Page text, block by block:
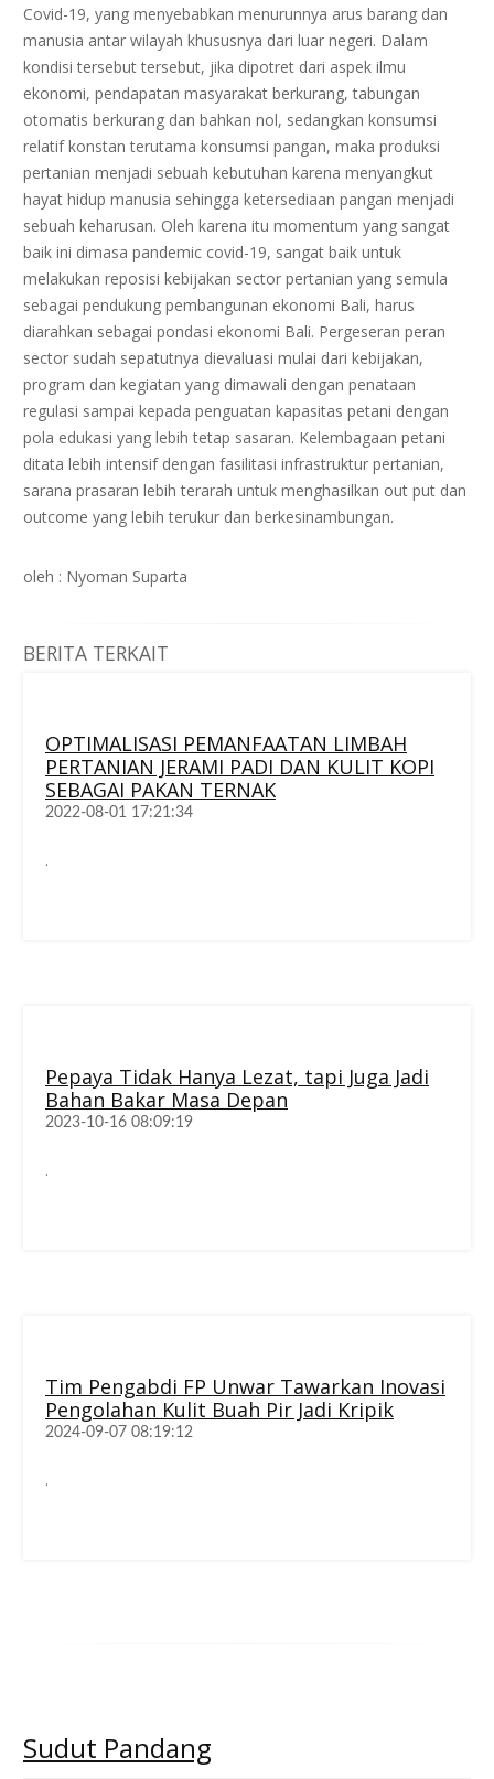
Covid-19, yang menyebabkan menurunnya arus barang dan
manusia antar wilayah khususnya dari luar negeri. Dalam
kondisi tersebut tersebut, jika dipotret dari aspek ilmu
ekonomi, pendapatan masyarakat berkurang, tabungan
otomatis berkurang dan bahkan nol, sedangkan konsumsi
relatif konstan terutama konsumsi pangan, maka produksi
pertanian menjadi sebuah kebutuhan karena menyangkut
hayat hidup manusia sehingga ketersediaan pangan menjadi
sebuah keharusan. Oleh karena itu momentum yang sangat
baik ini dimasa pandemic covid-19, sangat baik untuk
melakukan reposisi kebijakan sector pertanian yang semula
sebagai pendukung pembangunan ekonomi Bali, harus
diarahkan sebagai pondasi ekonomi Bali. Pergeseran peran
sector sudah sepatutnya dievaluasi mulai dari kebijakan,
program dan kegiatan yang dimawali dengan penataan
regulasi sampai kepada penguatan kapasitas petani dengan
pola edukasi yang lebih tetap sasaran. Kelembagaan petani
ditata lebih intensif dengan fasilitasi infrastruktur pertanian,
sarana prasaran lebih terarah untuk menghasilkan out put dan
outcome yang lebih terukur dan berkesinambungan.
oleh : Nyoman Suparta
BERITA TERKAIT
OPTIMALISASI PEMANFAATAN LIMBAH
PERTANIAN JERAMI PADI DAN KULIT KOPI
SEBAGAI PAKAN TERNAK
2022-08-01 17:21:34
.
Pepaya Tidak Hanya Lezat, tapi Juga Jadi
Bahan Bakar Masa Depan
2023-10-16 08:09:19
.
Tim Pengabdi FP Unwar Tawarkan Inovasi
Pengolahan Kulit Buah Pir Jadi Kripik
2024-09-07 08:19:12
.
Sudut Pandang